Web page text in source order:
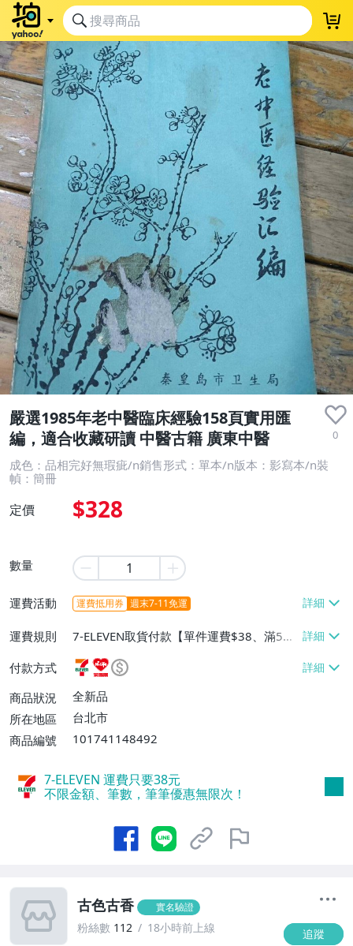
嚴選1985年老中醫臨床經驗158頁實用匯
編，適合收藏研讀 中醫古籍 廣東中醫
0
成色：品相完好無瑕疵/n銷售形式：單本/n版本：影寫本/n裝
幀：簡冊
定價 $328
數量
運費活動 運費抵用券 週末7-11免運
運費規則
7-ELEVEN取貨付款【單件運費$38、滿5件
或消費滿$1299免運費】、7-ELEVEN取貨
不付款【免運費】、萊爾富取貨付款【單件
運費$60、滿5件或消費滿$1299免運
費】、宅配/貨運【單件運費$120、滿5件
付款方式
商品狀況
全新品
所在地區
台北市
商品編號
101741148492
7-ELEVEN 運費只要38元
不限金額、筆數，筆筆優惠無限次！
古色古香 實名驗證
粉絲數 112 18小時前上線 追蹤